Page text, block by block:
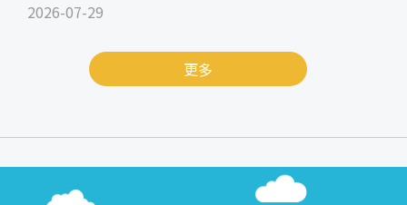
2026-07-29
更多